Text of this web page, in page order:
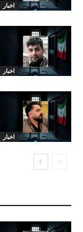
اخبار
اخبار
اخبار